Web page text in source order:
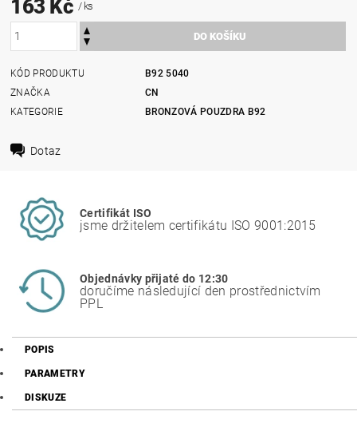
163 Kč / ks
KÓD PRODUKTU
B92 5040
ZNAČKA
CN
KATEGORIE
BRONZOVÁ POUZDRA B92
Dotaz
Certifikát ISO
jsme držitelem certifikátu ISO 9001:2015
Objednávky přijaté do 12:30
doručíme následující den prostřednictvím
PPL
POPIS
PARAMETRY
DISKUZE